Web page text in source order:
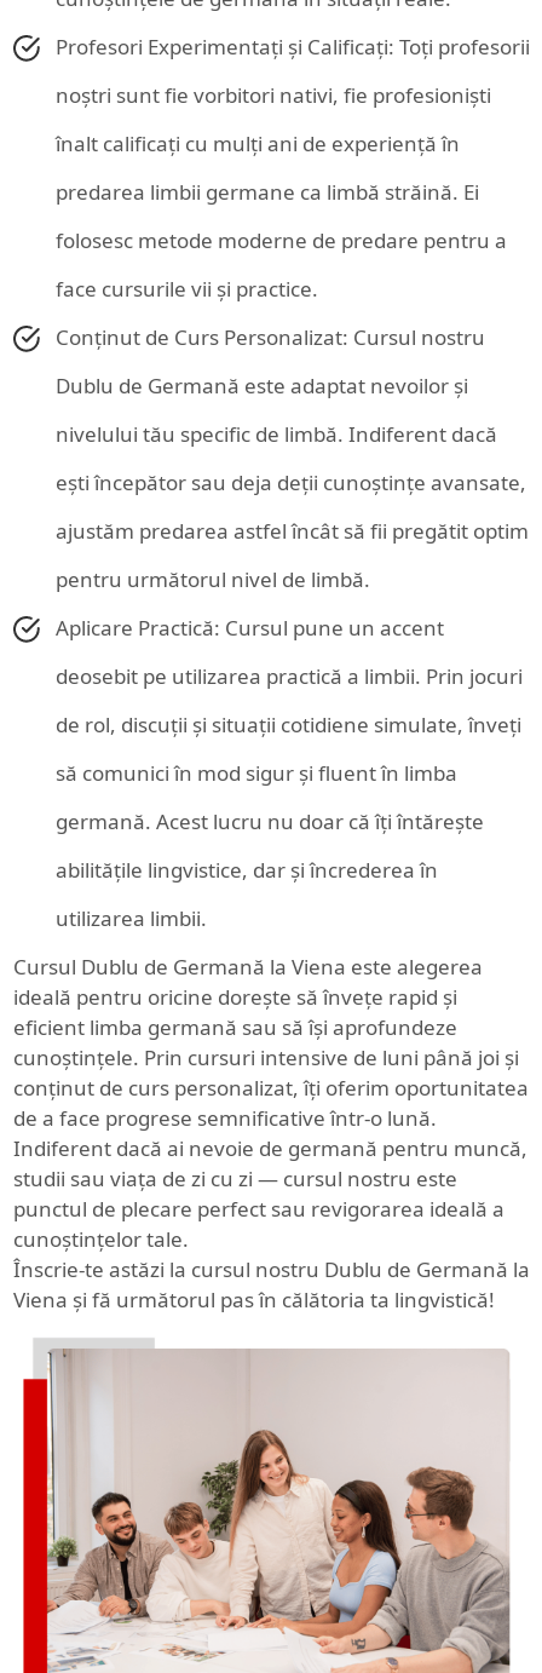
Profesori Experimentați și Calificați: Toți profesorii
noștri sunt fie vorbitori nativi, fie profesioniști
înalt calificați cu mulți ani de experiență în
predarea limbii germane ca limbă străină. Ei
folosesc metode moderne de predare pentru a
face cursurile vii și practice.
Conținut de Curs Personalizat: Cursul nostru
Dublu de Germană este adaptat nevoilor și
nivelului tău specific de limbă. Indiferent dacă
ești începător sau deja deții cunoștințe avansate,
ajustăm predarea astfel încât să fii pregătit optim
pentru următorul nivel de limbă.
Aplicare Practică: Cursul pune un accent
deosebit pe utilizarea practică a limbii. Prin jocuri
de rol, discuții și situații cotidiene simulate, înveți
să comunici în mod sigur și fluent în limba
germană. Acest lucru nu doar că îți întărește
abilitățile lingvistice, dar și încrederea în
utilizarea limbii.
Cursul Dublu de Germană la Viena este alegerea
ideală pentru oricine dorește să învețe rapid și
eficient limba germană sau să își aprofundeze
cunoștințele. Prin cursuri intensive de luni până joi și
conținut de curs personalizat, îți oferim oportunitatea
de a face progrese semnificative într-o lună.
Indiferent dacă ai nevoie de germană pentru muncă,
studii sau viața de zi cu zi — cursul nostru este
punctul de plecare perfect sau revigorarea ideală a
cunoștințelor tale.
Înscrie-te astăzi la cursul nostru Dublu de Germană la
Viena și fă următorul pas în călătoria ta lingvistică!